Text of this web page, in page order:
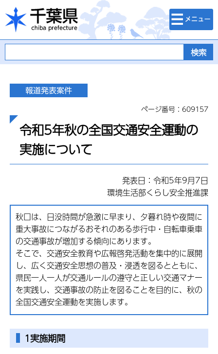
千葉県
検索・メニュ
ー
ページ番号：609157
令和5年秋の全国交通安全運動の
実施について
発表日：令和5年9月7日
環境生活部くらし安全推進課
秋口は、日没時間が急激に早まり、夕暮れ時や夜間に
重大事故につながるおそれのある歩行中・自転車乗車
の交通事故が増加する傾向にあります。
そこで、交通安全教育や広報啓発活動を集中的に展開
し、広く交通安全思想の普及・浸透を図るとともに、
県民一人一人が交通ルールの遵守と正しい交通マナー
を実践し、交通事故の防止を図ることを目的に、秋の
全国交通安全運動を実施します。
1実施期間